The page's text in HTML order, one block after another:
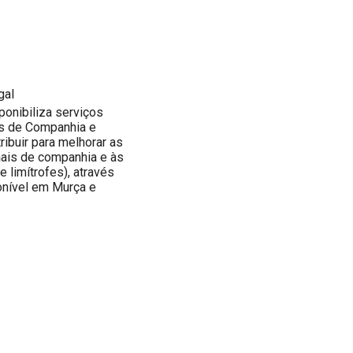
serviços
de Companhia e
para melhorar as
de companhia e às
limítrofes), através
em Murça e